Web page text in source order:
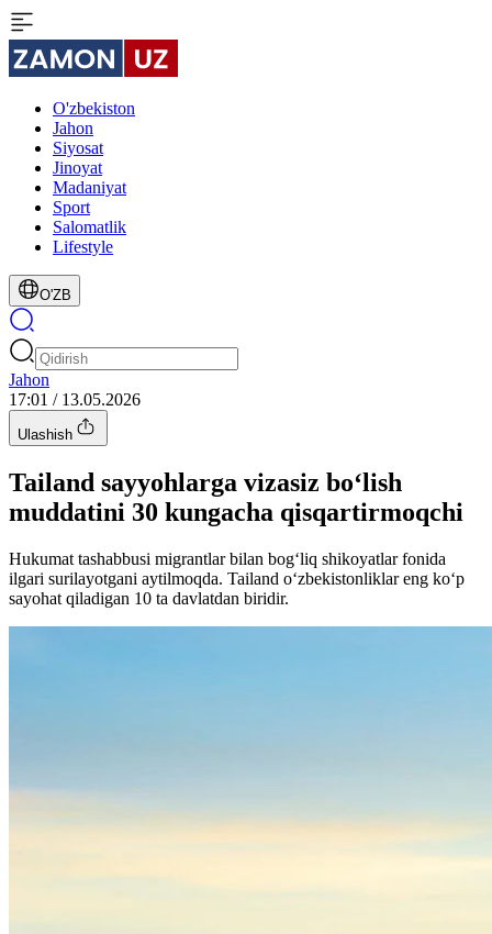
O'zbekiston
Jahon
Siyosat
Jinoyat
Madaniyat
Sport
Salomatlik
Lifestyle
O'ZB
Jahon
17:01 / 13.05.2026
Ulashish
Tailand sayyohlarga vizasiz bo‘lish
muddatini 30 kungacha qisqartirmoqchi
Hukumat tashabbusi migrantlar bilan bog‘liq shikoyatlar fonida
ilgari surilayotgani aytilmoqda. Tailand o‘zbekistonliklar eng ko‘p
sayohat qiladigan 10 ta davlatdan biridir.